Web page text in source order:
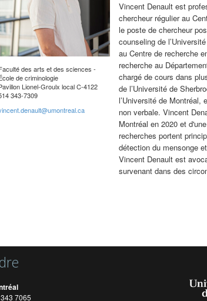
des arts et des sciences -
de criminologie
Lionel-Groulx local C-4122
343-7309
Vincent Denault est
chercheur régulier au
le poste de chercheur
counseling de
au Centre de recherche
recherche au
chargé de cours dans
de l’Université de
l’Université de
non verbale. Vincent
Montréal en 2020 et
recherches portent
détection du mensonge
Vincent Denault est
survenant dans des
7065